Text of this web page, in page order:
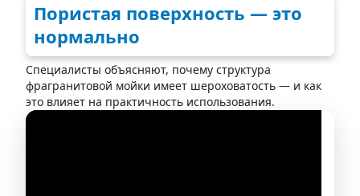
Пористая поверхность — это
нормально
Специалисты объясняют, почему структура
фрагранитовой мойки имеет шероховатость — и как
это влияет на практичность использования.